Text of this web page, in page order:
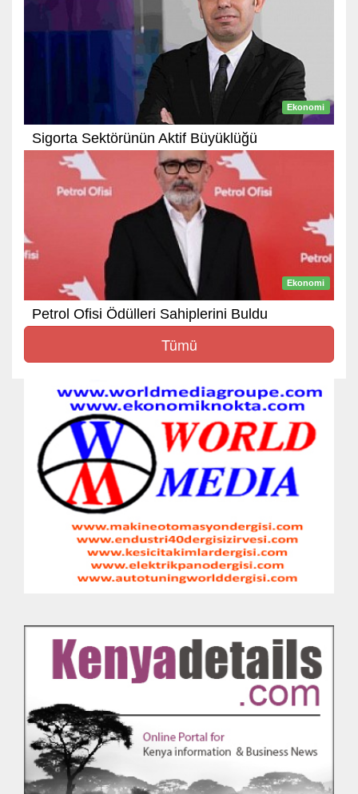
Ekonomi
Sigorta Sektörünün Aktif Büyüklüğü
Ekonomi
Petrol Ofisi Ödülleri Sahiplerini Buldu
Tümü